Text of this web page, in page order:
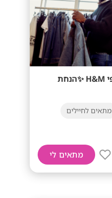
יועצי/ות מכירה לסניפי H&M ✨הנחת
מתאים לחיילים
מתאים לי